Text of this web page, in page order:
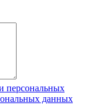
персональных
данных